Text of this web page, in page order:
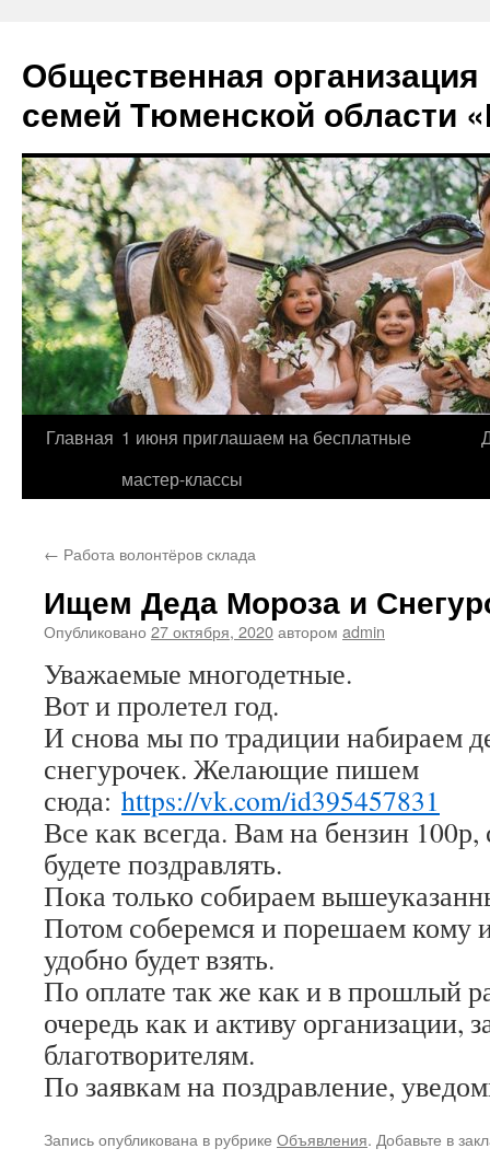
содержимому
Общественная
семей Тюменской области
Главная 1 июня приглашаем на бесплатные
мастер-классы
← Работа волонтёров склада
Ищем Деда Мороза и
Опубликовано 27 октября, 2020автором admin
Уважаемые многодетные.
Вот и пролетел год.
И снова мы по традиции набираем
снегурочек. Желающие пишем
сюда: https://vk.com/id395457831
Все как всегда. Вам на бензин
будете поздравлять.
Пока только собираем
Потом соберемся и порешаем кому
удобно будет взять.
По оплате так же как и в прошлый
очередь как и активу организации,
благотворителям.
По заявкам на поздравление,
Запись опубликована в рубрике Объявления. Добавьте в